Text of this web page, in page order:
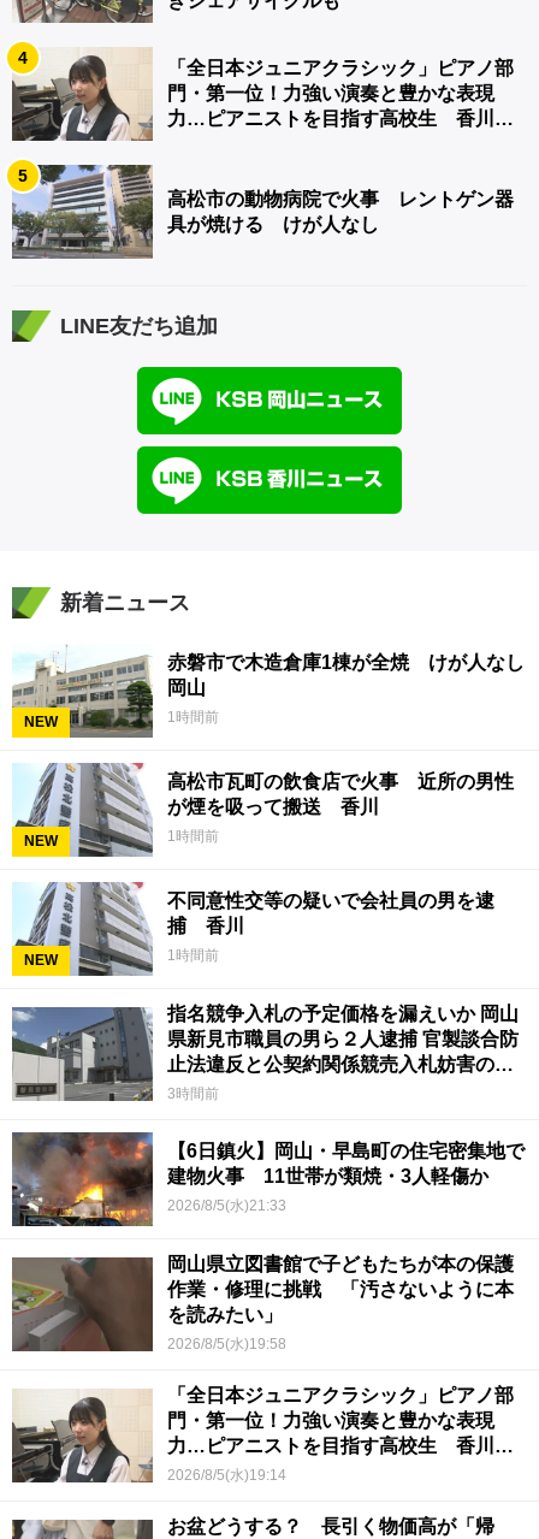
4
「全日本ジュニアクラシック」ピアノ部
門・第一位！力強い演奏と豊かな表現
力…ピアニストを目指す高校生 香川
5
高松市の動物病院で火事 レントゲン器
具が焼ける けが人なし
LINE友だち追加
新着ニュース
NEW
赤磐市で木造倉庫1棟が全焼 けが人なし
岡山
1時間前
NEW
高松市瓦町の飲食店で火事 近所の男性
が煙を吸って搬送 香川
1時間前
NEW
不同意性交等の疑いで会社員の男を逮
捕 香川
1時間前
指名競争入札の予定価格を漏えいか 岡山
県新見市職員の男ら２人逮捕 官製談合防
止法違反と公契約関係競売入札妨害の疑
い
3時間前
【6日鎮火】岡山・早島町の住宅密集地で
建物火事 11世帯が類焼・3人軽傷か
2026/8/5(水)21:33
岡山県立図書館で子どもたちが本の保護
作業・修理に挑戦 「汚さないように本
を読みたい」
2026/8/5(水)19:58
「全日本ジュニアクラシック」ピアノ部
門・第一位！力強い演奏と豊かな表現
力…ピアニストを目指す高校生 香川
【青春のキセキ】
2026/8/5(水)19:14
お盆どうする？ 長引く物価高が「帰